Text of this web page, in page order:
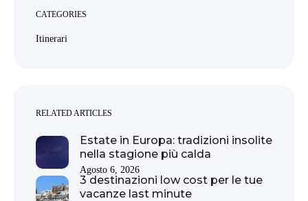
CATEGORIES
Itinerari
RELATED ARTICLES
Estate in Europa: tradizioni insolite
nella stagione più calda
Agosto 6, 2026
3 destinazioni low cost per le tue
vacanze last minute